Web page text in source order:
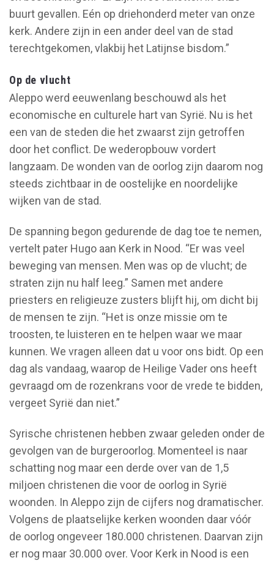
buurt gevallen. Eén op driehonderd meter van onze
kerk. Andere zijn in een ander deel van de stad
terechtgekomen, vlakbij het Latijnse bisdom.”
Op de vlucht
Aleppo werd eeuwenlang beschouwd als het
economische en culturele hart van Syrië. Nu is het
een van de steden die het zwaarst zijn getroffen
door het conflict. De wederopbouw vordert
langzaam. De wonden van de oorlog zijn daarom nog
steeds zichtbaar in de oostelijke en noordelijke
wijken van de stad.
De spanning begon gedurende de dag toe te nemen,
vertelt pater Hugo aan Kerk in Nood. “Er was veel
beweging van mensen. Men was op de vlucht; de
straten zijn nu half leeg.” Samen met andere
priesters en religieuze zusters blijft hij, om dicht bij
de mensen te zijn. “Het is onze missie om te
troosten, te luisteren en te helpen waar we maar
kunnen. We vragen alleen dat u voor ons bidt. Op een
dag als vandaag, waarop de Heilige Vader ons heeft
gevraagd om de rozenkrans voor de vrede te bidden,
vergeet Syrië dan niet.”
Syrische christenen hebben zwaar geleden onder de
gevolgen van de burgeroorlog. Momenteel is naar
schatting nog maar een derde over van de 1,5
miljoen christenen die voor de oorlog in Syrië
woonden. In Aleppo zijn de cijfers nog dramatischer.
Volgens de plaatselijke kerken woonden daar vóór
de oorlog ongeveer 180.000 christenen. Daarvan zijn
er nog maar 30.000 over. Voor Kerk in Nood is een